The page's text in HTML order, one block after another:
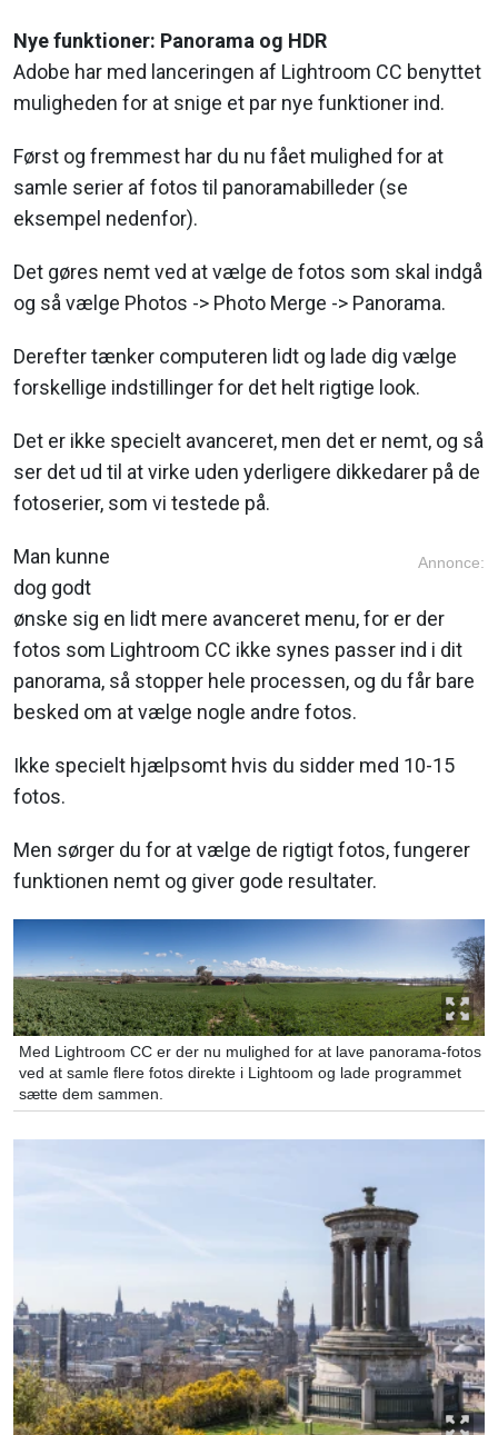
Nye funktioner: Panorama og HDR
Adobe har med lanceringen af Lightroom CC benyttet
muligheden for at snige et par nye funktioner ind.
Først og fremmest har du nu fået mulighed for at
samle serier af fotos til panoramabilleder (se
eksempel nedenfor).
Det gøres nemt ved at vælge de fotos som skal indgå
og så vælge Photos -> Photo Merge -> Panorama.
Derefter tænker computeren lidt og lade dig vælge
forskellige indstillinger for det helt rigtige look.
Det er ikke specielt avanceret, men det er nemt, og så
ser det ud til at virke uden yderligere dikkedarer på de
fotoserier, som vi testede på.
Annonce:
Man kunne
dog godt
ønske sig en lidt mere avanceret menu, for er der
fotos som Lightroom CC ikke synes passer ind i dit
panorama, så stopper hele processen, og du får bare
besked om at vælge nogle andre fotos.
Ikke specielt hjælpsomt hvis du sidder med 10-15
fotos.
Men sørger du for at vælge de rigtigt fotos, fungerer
funktionen nemt og giver gode resultater.
Med Lightroom CC er der nu mulighed for at lave panorama-fotos
ved at samle flere fotos direkte i Lightoom og lade programmet
sætte dem sammen.